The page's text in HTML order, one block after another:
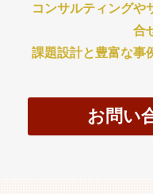
コンサルティングや
合
課題設計と豊富な事
お問い